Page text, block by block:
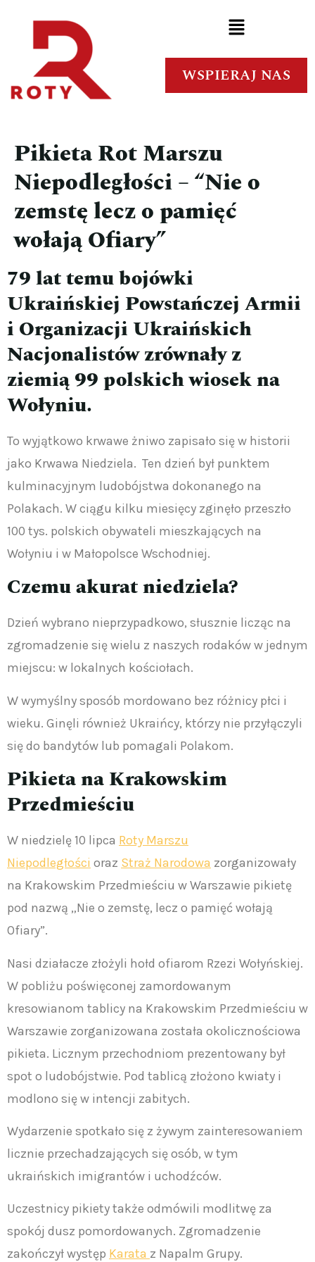
WSPIERAJ NAS
Pikieta Rot Marszu
Niepodległości – “Nie o
zemstę lecz o pamięć
wołają Ofiary”
79 lat temu bojówki
Ukraińskiej Powstańczej Armii
i Organizacji Ukraińskich
Nacjonalistów zrównały z
ziemią 99 polskich wiosek na
Wołyniu.
To wyjątkowo krwawe żniwo zapisało się w historii
jako Krwawa Niedziela. Ten dzień był punktem
kulminacyjnym ludobójstwa dokonanego na
Polakach. W ciągu kilku miesięcy zginęło przeszło
100 tys. polskich obywateli mieszkających na
Wołyniu i w Małopolsce Wschodniej.
Czemu akurat niedziela?
Dzień wybrano nieprzypadkowo, słusznie licząc na
zgromadzenie się wielu z naszych rodaków w jednym
miejscu: w lokalnych kościołach.
W wymyślny sposób mordowano bez różnicy płci i
wieku. Ginęli również Ukraińcy, którzy nie przyłączyli
się do bandytów lub pomagali Polakom.
Pikieta na Krakowskim
Przedmieściu
W niedzielę 10 lipca Roty Marszu
Niepodległości oraz Straż Narodowa zorganizowały
na Krakowskim Przedmieściu w Warszawie pikietę
pod nazwą „Nie o zemstę, lecz o pamięć wołają
Ofiary”.
Nasi działacze złożyli hołd ofiarom Rzezi Wołyńskiej.
W pobliżu poświęconej zamordowanym
kresowianom tablicy na Krakowskim Przedmieściu w
Warszawie zorganizowana została okolicznościowa
pikieta. Licznym przechodniom prezentowany był
spot o ludobójstwie. Pod tablicą złożono kwiaty i
modlono się w intencji zabitych.
Wydarzenie spotkało się z żywym zainteresowaniem
licznie przechadzających się osób, w tym
ukraińskich imigrantów i uchodźców.
Uczestnicy pikiety także odmówili modlitwę za
spokój dusz pomordowanych. Zgromadzenie
zakończył występ Karata z Napalm Grupy.